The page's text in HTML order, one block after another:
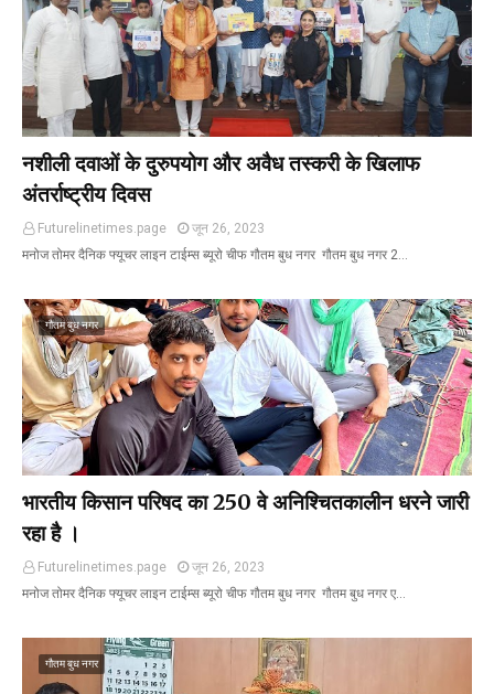
नशीली दवाओं के दुरुपयोग और अवैध तस्करी के खिलाफ
अंतर्राष्ट्रीय दिवस
Futurelinetimes.page
जून 26, 2023
मनोज तोमर दैनिक फ्यूचर लाइन टाईम्स ब्यूरो चीफ गौतम बुध नगर गौतम बुध नगर 2…
गौतम बुध नगर
भारतीय किसान परिषद का 250 वे अनिश्चितकालीन धरने जारी
रहा है ।
Futurelinetimes.page
जून 26, 2023
मनोज तोमर दैनिक फ्यूचर लाइन टाईम्स ब्यूरो चीफ गौतम बुध नगर गौतम बुध नगर ए…
गौतम बुध नगर